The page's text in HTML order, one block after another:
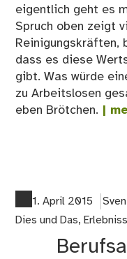
eigentlich geht es
Spruch oben zeigt
Reinigungskräften,
dass es diese
gibt. Was würde
zu Arbeitslosen
eben Brötchen. |
1. April 2015
Sven
Dies und Das,